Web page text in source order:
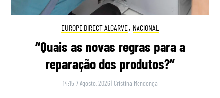
EUROPE DIRECT ALGARVE, NACIONAL
“Quais as novas regras para a
reparação dos produtos?”
14:15 7 Agosto, 2026 | Cristina Mendonça